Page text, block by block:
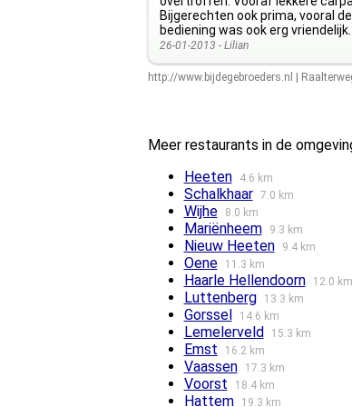
Bijgerechten ook prima, vooral
bediening was ook erg vriendelijk.
26-01-2013 - Lilian
http://www.bijdegebroeders.nl
Meer restaurants in de
Heeten
4.6 km
Schalkhaar 7.0 km
Wijhe 8.0 km
Mariënheem 9.3 km
Nieuw Heeten 9.4 km
Oene 11.3 km
Haarle Hellendoorn 12.0 km
Luttenberg 13.3 km
Gorssel 14.6 km
Lemelerveld 15.3 km
Emst 16.2 km
Vaassen 17.3 km
Voorst 18.4 km
Hattem 19.3 km